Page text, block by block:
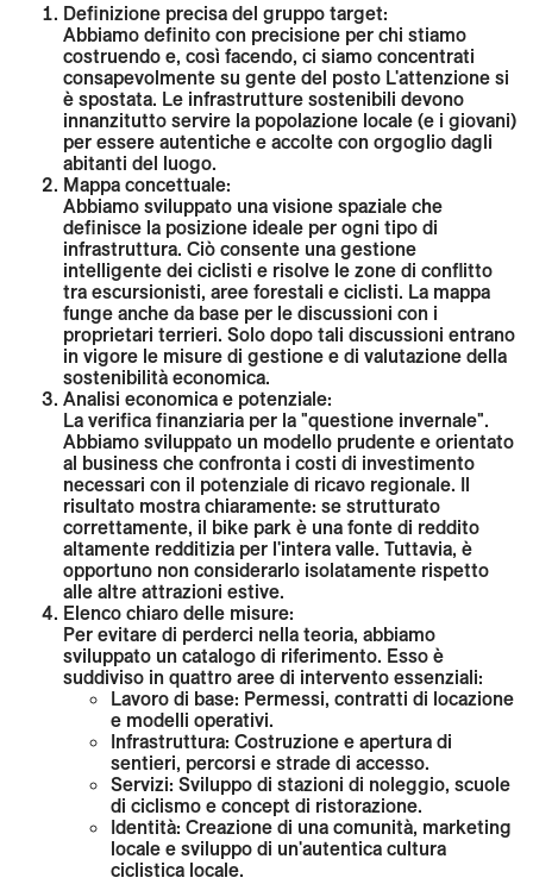
Definizione precisa del gruppo target:
Abbiamo definito con precisione per chi stiamo
costruendo e, così facendo, ci siamo concentrati
consapevolmente sugente del posto L'attenzione si
è spostata. Le infrastrutture sostenibili devono
innanzitutto servire la popolazione locale (e i giovani)
per essere autentiche e accolte con orgoglio dagli
abitanti del luogo.
Mappa concettuale:
Abbiamo sviluppato una visione spaziale che
definisce la posizione ideale per ogni tipo di
infrastruttura. Ciò consente una gestione
intelligente dei ciclisti e risolve le zone di conflitto
tra escursionisti, aree forestali e ciclisti. La mappa
funge anche da base per le discussioni con i
proprietari terrieri. Solo dopo tali discussioni entrano
in vigore le misure di gestione e di valutazione della
sostenibilità economica.
Analisi economica e potenziale:
La verifica finanziaria per la "questione invernale".
Abbiamo sviluppato un modello prudente e orientato
al business che confronta i costi di investimento
necessari con il potenziale di ricavo regionale. Il
risultato mostra chiaramente: se strutturato
correttamente, il bike park è una fonte di reddito
altamente redditizia per l'intera valle. Tuttavia, è
opportuno non considerarlo isolatamente rispetto
alle altre attrazioni estive.
Elenco chiaro delle misure:
Per evitare di perderci nella teoria, abbiamo
sviluppato un catalogo di riferimento. Esso è
suddiviso in quattro aree di intervento essenziali:
Lavoro di base: Permessi, contratti di locazione
e modelli operativi.
Infrastruttura: Costruzione e apertura di
sentieri, percorsi e strade di accesso.
Servizi: Sviluppo di stazioni di noleggio, scuole
di ciclismo e concept di ristorazione.
Identità: Creazione di una comunità, marketing
locale e sviluppo di un'autentica cultura
ciclistica locale.